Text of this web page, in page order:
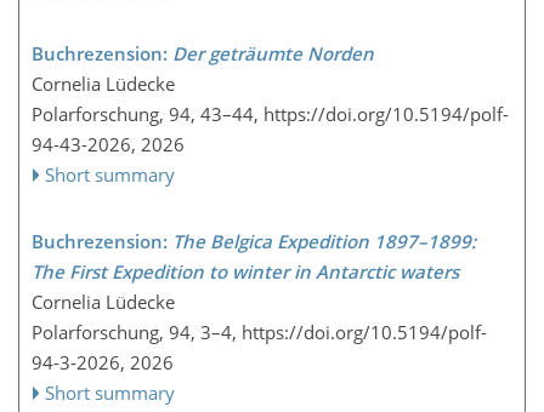
Buchrezension: Der geträumte Norden
Cornelia Lüdecke
Polarforschung, 94, 43–44, https://doi.org/10.5194/polf-
94-43-2026, 2026
Short summary
Buchrezension: The Belgica Expedition 1897–1899:
The First Expedition to winter in Antarctic waters
Cornelia Lüdecke
Polarforschung, 94, 3–4, https://doi.org/10.5194/polf-
94-3-2026, 2026
Short summary